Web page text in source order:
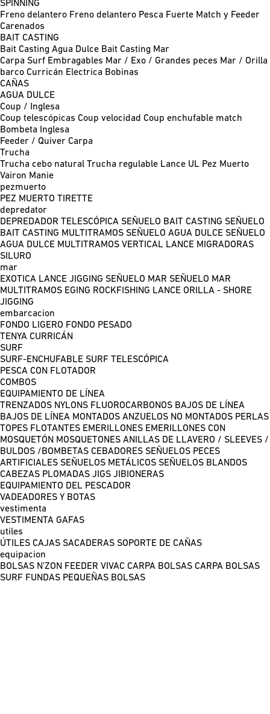
SPINNING
Freno delantero Freno delantero Pesca Fuerte Match y Feeder
Carenados
BAIT CASTING
Bait Casting Agua Dulce Bait Casting Mar
Carpa Surf Embragables Mar / Exo / Grandes peces Mar / Orilla
barco Curricán Electrica Bobinas
CAÑAS
AGUA DULCE
Coup / Inglesa
Coup telescópicas Coup velocidad Coup enchufable match
Bombeta
Inglesa
Feeder / Quiver Carpa
Trucha
Trucha cebo natural Trucha regulable Lance UL Pez Muerto
Vairon Manie
pezmuerto
PEZ MUERTO TIRETTE
depredator
DEPREDADOR TELESCÓPICA SEÑUELO BAIT CASTING SEÑUELO
BAIT CASTING MULTITRAMOS SEÑUELO AGUA DULCE SEÑUELO
AGUA DULCE MULTITRAMOS VERTICAL LANCE MIGRADORAS
SILURO
mar
EXOTICA LANCE JIGGING SEÑUELO MAR SEÑUELO MAR
MULTITRAMOS EGING ROCKFISHING LANCE ORILLA - SHORE
JIGGING
embarcacion
FONDO LIGERO FONDO PESADO
TENYA CURRICÁN
SURF
SURF-ENCHUFABLE SURF TELESCÓPICA
PESCA CON FLOTADOR
COMBOS
EQUIPAMIENTO DE LÍNEA
TRENZADOS NYLONS FLUOROCARBONOS BAJOS DE LÍNEA
BAJOS DE LÍNEA MONTADOS ANZUELOS NO MONTADOS PERLAS
TOPES FLOTANTES EMERILLONES EMERILLONES CON
MOSQUETÓN MOSQUETONES ANILLAS DE LLAVERO / SLEEVES /
BULDOS /BOMBETAS CEBADORES SEÑUELOS PECES
ARTIFICIALES SEÑUELOS METÁLICOS SEÑUELOS BLANDOS
CABEZAS PLOMADAS JIGS JIBIONERAS
EQUIPAMIENTO DEL PESCADOR
VADEADORES Y BOTAS
vestimenta
VESTIMENTA GAFAS
utiles
ÚTILES CAJAS SACADERAS SOPORTE DE CAÑAS
equipacion
BOLSAS N'ZON FEEDER VIVAC CARPA BOLSAS CARPA BOLSAS
SURF FUNDAS PEQUEÑAS BOLSAS